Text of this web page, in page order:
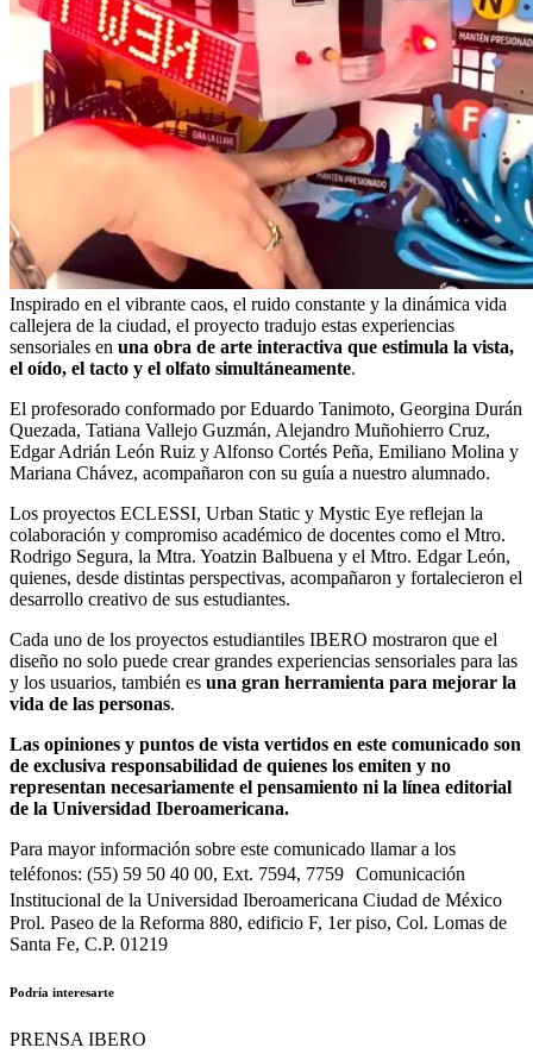
Inspirado en el vibrante caos, el ruido constante y la dinámica vida
callejera de la ciudad, el proyecto tradujo estas experiencias
sensoriales en una obra de arte interactiva que estimula la vista,
el oído, el tacto y el olfato simultáneamente.
El profesorado conformado por Eduardo Tanimoto, Georgina Durán
Quezada, Tatiana Vallejo Guzmán, Alejandro Muñohierro Cruz,
Edgar Adrián León Ruiz y Alfonso Cortés Peña, Emiliano Molina y
Mariana Chávez, acompañaron con su guía a nuestro alumnado.
Los proyectos ECLESSI, Urban Static y Mystic Eye reflejan la
colaboración y compromiso académico de docentes como el Mtro.
Rodrigo Segura, la Mtra. Yoatzin Balbuena y el Mtro. Edgar León,
quienes, desde distintas perspectivas, acompañaron y fortalecieron el
desarrollo creativo de sus estudiantes.
Cada uno de los proyectos estudiantiles IBERO mostraron que el
diseño no solo puede crear grandes experiencias sensoriales para las
y los usuarios, también es una gran herramienta para mejorar la
vida de las personas.
Las opiniones y puntos de vista vertidos en este comunicado son
de exclusiva responsabilidad de quienes los emiten y no
representan necesariamente el pensamiento ni la línea editorial
de la Universidad Iberoamericana.
Para mayor información sobre este comunicado llamar a los
teléfonos: (55) 59 50 40 00, Ext. 7594, 7759 Comunicación
Institucional de la Universidad Iberoamericana Ciudad de México
Prol. Paseo de la Reforma 880, edificio F, 1er piso, Col. Lomas de
Santa Fe, C.P. 01219
Podría interesarte
PRENSA IBERO